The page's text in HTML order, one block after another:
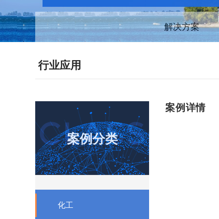
解决方案
行业应用
案例分类
化工
案例详情